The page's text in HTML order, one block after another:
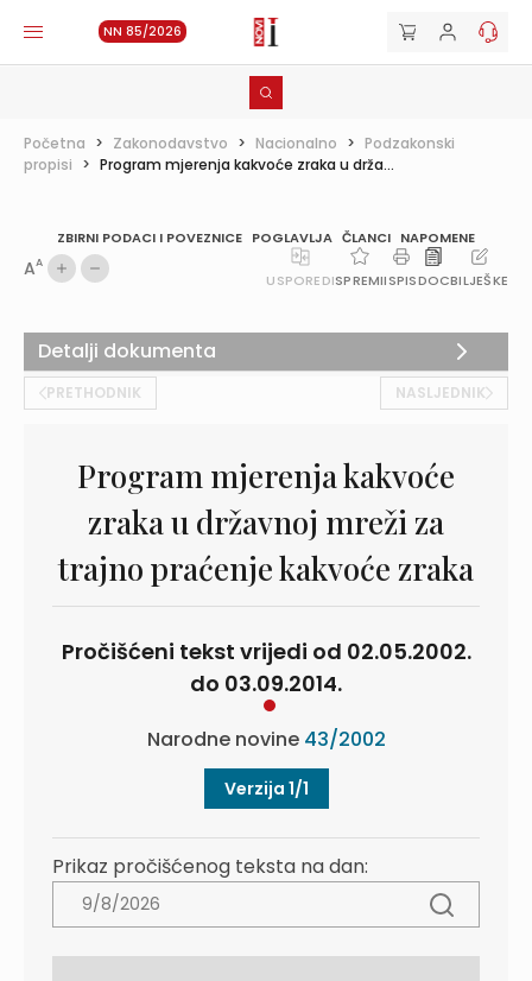
NN 85/2026
Početna > Zakonodavstvo > Nacionalno > Podzakonski
propisi > Program mjerenja kakvoće zraka u drža...
ZBIRNI PODACI I POVEZNICE POGLAVLJA ČLANCI NAPOMENE
AA
USPOREDISPREMIISPISDOCBILJEŠKE
PRETHODNIK NASLJEDNIK
Program mjerenja kakvoće
zraka u državnoj mreži za
trajno praćenje kakvoće zraka
Pročišćeni tekst vrijedi od 02.05.2002.
do 03.09.2014.
Narodne novine 43/2002
Verzija 1/1
Prikaz pročišćenog teksta na dan:
Detalji dokumenta